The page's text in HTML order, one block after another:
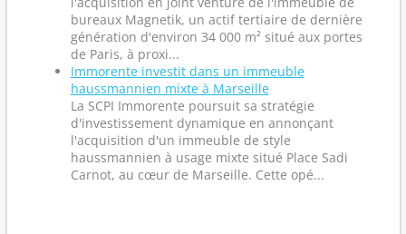
bureaux Magnetik, un actif tertiaire de dernière
génération d'environ 34 000 m² situé aux portes
de Paris, à proxi...
Immorente investit dans un immeuble
haussmannien mixte à Marseille
La SCPI Immorente poursuit sa stratégie
d'investissement dynamique en annonçant
l'acquisition d'un immeuble de style
haussmannien à usage mixte situé Place Sadi
Carnot, au cœur de Marseille. Cette opé...